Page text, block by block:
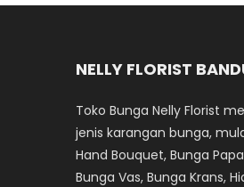
NELLY FLORIST
Toko Bunga Nelly Florist
jenis karangan bunga,
Hand Bouquet, Bunga
Bunga Vas, Bunga Krans,